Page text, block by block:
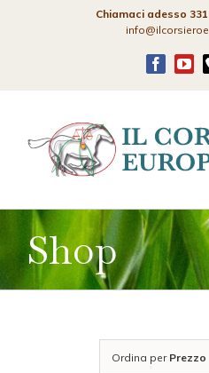
Chiamaci adesso
Shop
Ordina per Prezzo